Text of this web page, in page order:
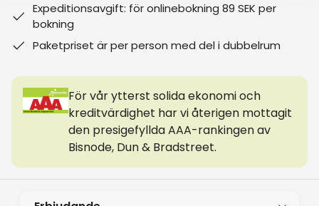
Expeditionsavgift: för onlinebokning 89 SEK per
bokning
Paketpriset är per person med del i dubbelrum
För vår ytterst solida ekonomi och
kreditvärdighet har vi återigen mottagit
den presigefyllda AAA-rankingen av
Bisnode, Dun & Bradstreet.